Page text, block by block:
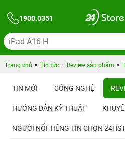
1900.0351
Trang chủ Tin tức Review sản phẩm
TIN MỚI CÔNG NGHỆ
HƯỚNG DẪN KỸ THUẬT
NGƯỜI NỔI TIẾNG TIN CHỌN